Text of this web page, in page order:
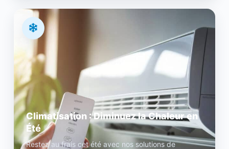
Climatisation : Diminuez la Chaleur en
Été
Restez au frais cet été avec nos solutions de